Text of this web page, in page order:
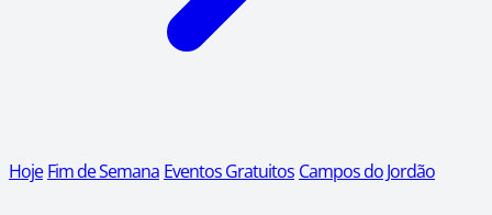
Hoje Fim de Semana Eventos Gratuitos Campos do Jordão